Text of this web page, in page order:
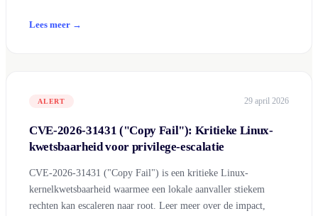
Lees meer →
ALERT 29 april 2026
CVE-2026-31431 ("Copy Fail"): Kritieke Linux-
kwetsbaarheid voor privilege-escalatie
CVE-2026-31431 ("Copy Fail") is een kritieke Linux-
kernelkwetsbaarheid waarmee een lokale aanvaller stiekem
rechten kan escaleren naar root. Leer meer over de impact,